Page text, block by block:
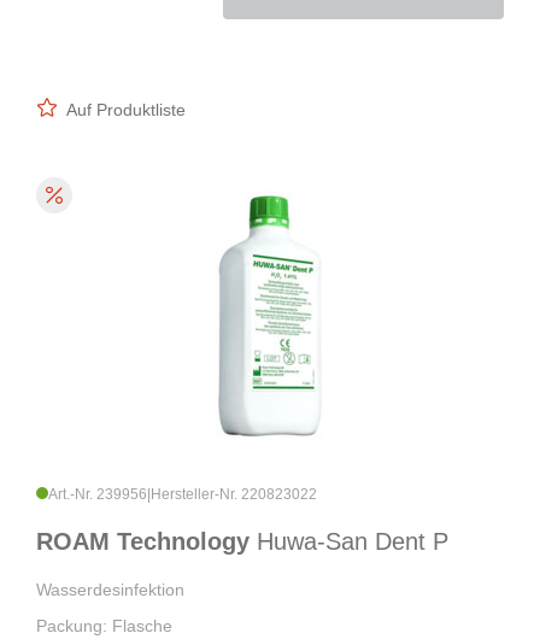
Auf Produktliste
Art.-Nr. 239956 Hersteller-Nr. 220823022
ROAM Technology Huwa-San Dent P
Wasserdesinfektion
Packung: Flasche